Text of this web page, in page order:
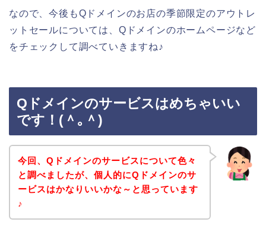
なので、今後もQドメインのお店の季節限定のアウトレ
ットセールについては、Qドメインのホームページなど
をチェックして調べていきますね♪
Qドメインのサービスはめちゃいい
です！(＾｡＾)
今回、Qドメインのサービスについて色々
と調べましたが、個人的にQドメインのサ
ービスはかなりいいかな～と思っています
♪